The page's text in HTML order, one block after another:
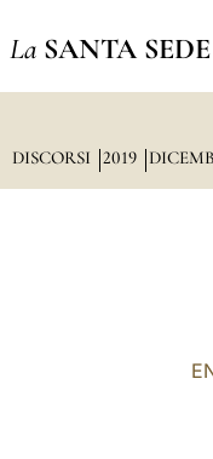
La SANTA SEDE
DISCORSI 2019